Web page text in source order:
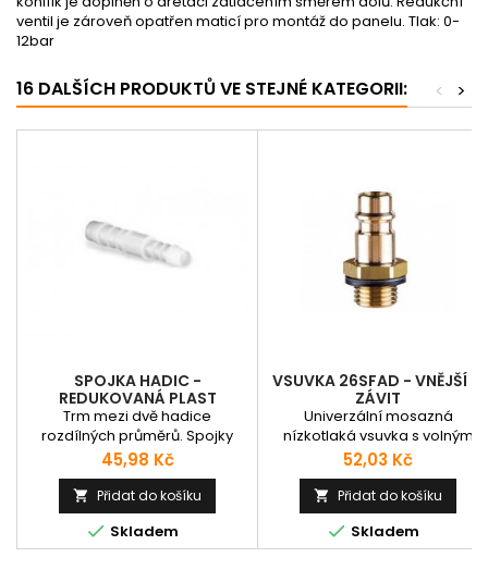
ventil je zároveň opatřen maticí pro montáž do panelu. Tlak: 0-
12bar
16 DALŠÍCH PRODUKTŮ VE STEJNÉ KATEGORII: >
<
SPOJKA HADIC -
REDUKOVANÁ PLAST
Trm mezi dvě hadice
rozdílných průměrů. Spojky
jsou vyrobeny z acetálové
pryskyřice (POM). Bezpečně a
spolehlivě spojují potrubí
vedoucí různá média v různých
průmyslových oblastech.
Vyznačují se vysokou pevností,
Cena
45,98 Kč
 Přidat do košíku
 Skladem
VSUVKA 26SFAD - VNĚJŠÍ M
ZÁVIT
Univerzální mosazná
nízkotlaká vsuvka s volným
průtokem s připojovacím
vnějším metrickým závitem.
Nejčastěji se používá pro
připojení pneumatického
nářadí. Tato vsuvka patří do
série RECTUS 26 a je
Cena
52,03 Kč
 Přidat do košíku
 Skladem